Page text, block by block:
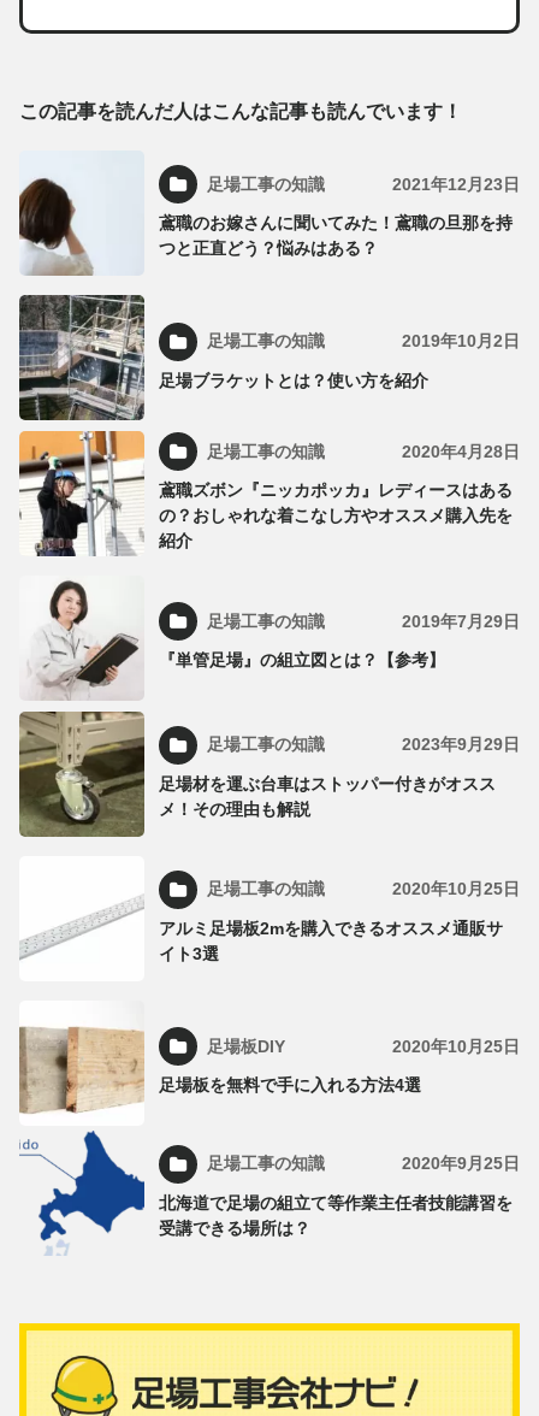
この記事を読んだ人はこんな記事も読んでいます！
足場工事の知識 2021年12月23日
鳶職のお嫁さんに聞いてみた！鳶職の旦那を持
つと正直どう？悩みはある？
足場工事の知識 2019年10月2日
足場ブラケットとは？使い方を紹介
足場工事の知識 2020年4月28日
鳶職ズボン『ニッカポッカ』レディースはある
の？おしゃれな着こなし方やオススメ購入先を
紹介
足場工事の知識 2019年7月29日
『単管足場』の組立図とは？【参考】
足場工事の知識 2023年9月29日
足場材を運ぶ台車はストッパー付きがオスス
メ！その理由も解説
足場工事の知識 2020年10月25日
アルミ足場板2mを購入できるオススメ通販サ
イト3選
足場板DIY 2020年10月25日
足場板を無料で手に入れる方法4選
足場工事の知識 2020年9月25日
北海道で足場の組立て等作業主任者技能講習を
受講できる場所は？